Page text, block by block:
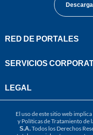
RED DE PORTALES
SERVICIOS
LEGAL
El uso de este sitio web
y Políticas de Tratamiento de
S.A.Todos los Derechos